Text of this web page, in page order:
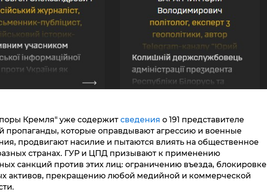
Кремля" уже содержитсведения о 191 представителе
пропаганды, которые оправдывают агрессию и военные
продвигают насилие и пытаются влиять на общественное
странах. ГУР и ЦПД призывают к применению
санкций против этих лиц: ограничению въезда, блокировке
активов, прекращению любой медийной и коммерческой